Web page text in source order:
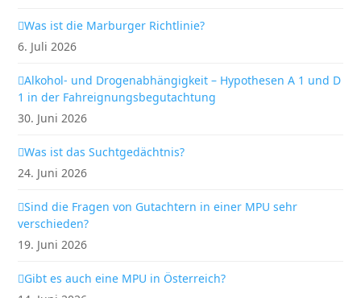
Was ist die Marburger Richtlinie?
6. Juli 2026
Alkohol- und Drogenabhängigkeit – Hypothesen A 1 und D
1 in der Fahreignungsbegutachtung
30. Juni 2026
Was ist das Suchtgedächtnis?
24. Juni 2026
Sind die Fragen von Gutachtern in einer MPU sehr
verschieden?
19. Juni 2026
Gibt es auch eine MPU in Österreich?